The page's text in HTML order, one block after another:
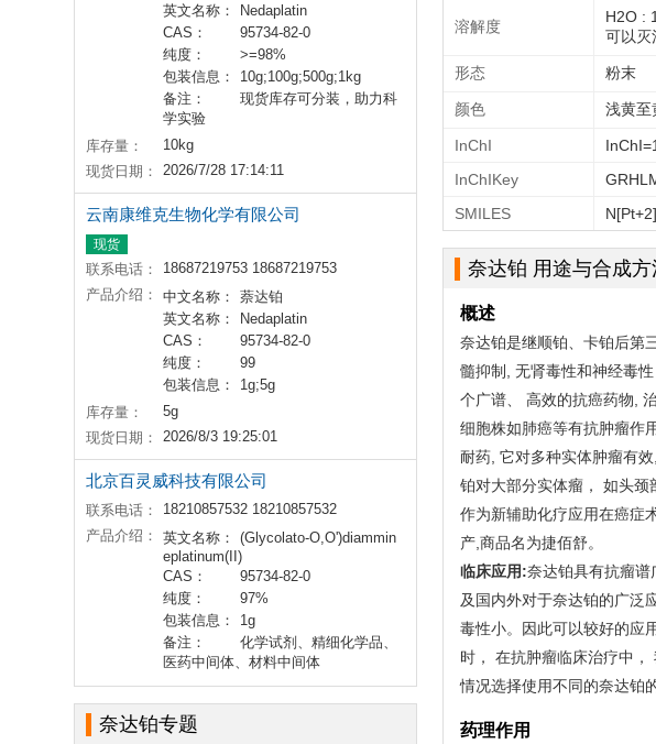
英文名称：
Nedaplatin
CAS：
95734-82-0
纯度：
>=98%
包装信息：
10g;100g;500g;1kg
备注：
现货库存可分装，助力科
学实验
库存量：
10kg
现货日期：
2026/7/28 17:14:11
云南康维克生物化学有限公司
现货
联系电话：
18687219753 18687219753
产品介绍：
中文名称：
萘达铂
英文名称：
Nedaplatin
CAS：
95734-82-0
纯度：
99
包装信息：
1g;5g
库存量：
5g
现货日期：
2026/8/3 19:25:01
北京百灵威科技有限公司
联系电话：
18210857532 18210857532
产品介绍：
英文名称：
(Glycolato-O,O')diammin
eplatinum(II)
CAS：
95734-82-0
纯度：
97%
包装信息：
1g
备注：
化学试剂、精细化学品、
医药中间体、材料中间体
奈达铂专题
溶解度
H2O :
可以灭
形态 粉末
颜色 浅黄至
InChI
InChIKey
SMILES
奈达铂 用途与合成方
概述
奈达铂是继顺铂、卡铂后第
髓抑制, 无肾毒性和神经毒
个广谱、 高效的抗癌药物,
细胞株如肺癌等有抗肿瘤作
耐药, 它对多种实体肿瘤有
铂对大部分实体瘤， 如头
作为新辅助化疗应用在癌症
产,商品名为捷佰舒。
临床应用:奈达铂具有抗瘤
及国内外对于奈达铂的广泛
毒性小。因此可以较好的应
时， 在抗肿瘤临床治疗中
情况选择使用不同的奈达铂
药理作用